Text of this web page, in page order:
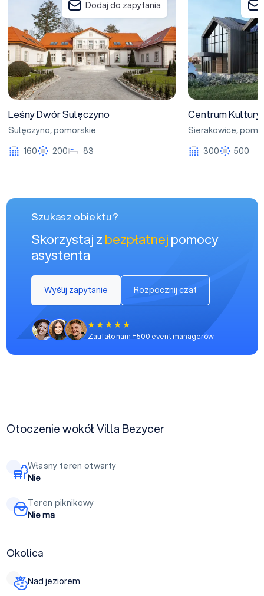
Dodaj do zapytania
Leśny Dwór Sulęczyno
Sulęczyno,pomorskie
160
200 83
Centrum
Sierakowice,
300
500
Szukasz obiektu?
Skorzystaj zbezpłatnejpomocy
asystenta
Wyślij zapytanie Rozpocznij czat
Zaufało nam +500 event managerów
Otoczenie wokół Villa Bezycer
Własny teren otwarty
Nie
Teren piknikowy
Nie ma
Okolica
Nad jeziorem